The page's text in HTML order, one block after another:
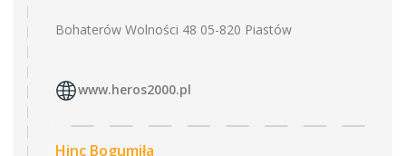
Bohaterów Wolności 48 05-820 Piastów
www.heros2000.pl
Hinc Bogumiła